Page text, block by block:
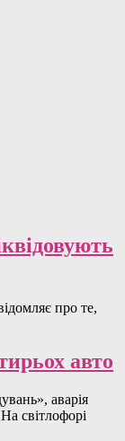
про те,
авто
аварія
світлофорі